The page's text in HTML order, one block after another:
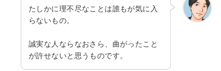
たしかに理不尽なことは誰もが気に入
らないもの。
誠実な人ならなおさら、曲がったこと
が許せないと思うものです。